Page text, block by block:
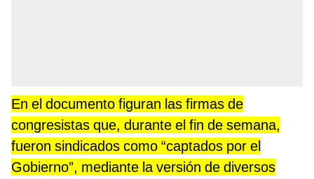
En el documento figuran las firmas de
congresistas que, durante el fin de semana,
fueron sindicados como “captados por el
Gobierno”, mediante la versión de diversos